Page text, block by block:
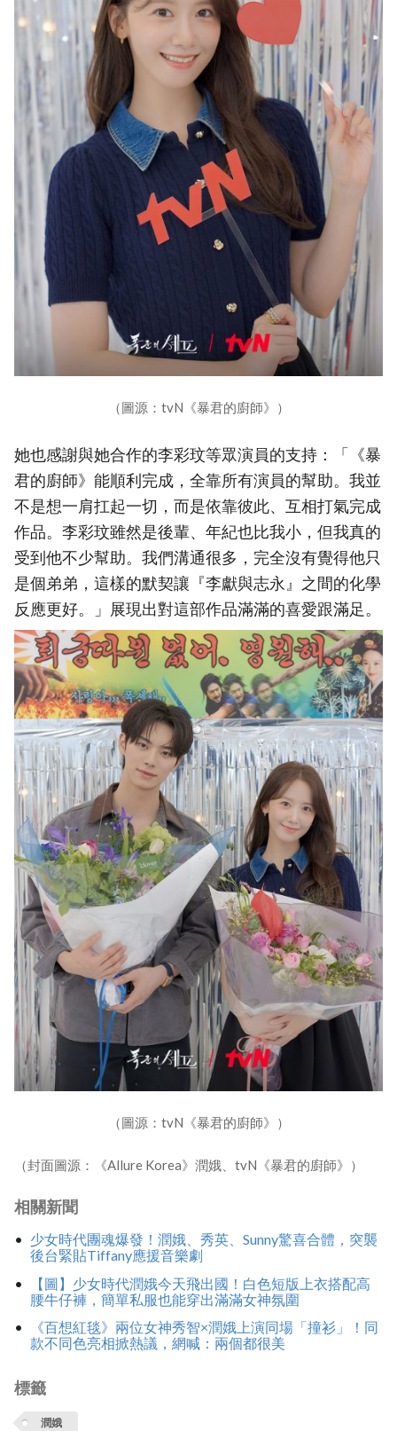
（圖源：tvN《暴君的廚師》）
她也感謝與她合作的李彩玟等眾演員的支持：「《暴
君的廚師》能順利完成，全靠所有演員的幫助。我並
不是想一肩扛起一切，而是依靠彼此、互相打氣完成
作品。李彩玟雖然是後輩、年紀也比我小，但我真的
受到他不少幫助。我們溝通很多，完全沒有覺得他只
是個弟弟，這樣的默契讓『李獻與志永』之間的化學
反應更好。」展現出對這部作品滿滿的喜愛跟滿足。
（圖源：tvN《暴君的廚師》）
（封面圖源：《Allure Korea》潤娥、tvN《暴君的廚師》）
相關新聞
少女時代團魂爆發！潤娥、秀英、Sunny驚喜合體，突襲
後台緊貼Tiffany應援音樂劇
【圖】少女時代潤娥今天飛出國！白色短版上衣搭配高
腰牛仔褲，簡單私服也能穿出滿滿女神氛圍
《百想紅毯》兩位女神秀智×潤娥上演同場「撞衫」！同
款不同色亮相掀熱議，網喊：兩個都很美
標籤
潤娥